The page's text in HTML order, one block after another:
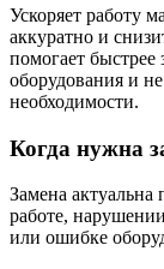
Ускоряет работу
аккуратно и
помогает быстрее
оборудования и
необходимости.
Когда нужна
Замена
работе,
или ошибке